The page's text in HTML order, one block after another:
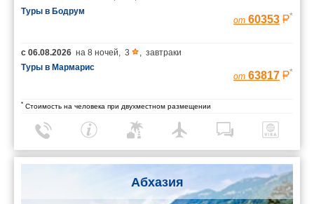
Туры в Бодрум
от 60353 *
с 06.08.2026 на 8 ночей, 3 , завтраки
Туры в Мармарис
от 63817 *
* Стоимость на человека при двухместном размещении
Абхазия